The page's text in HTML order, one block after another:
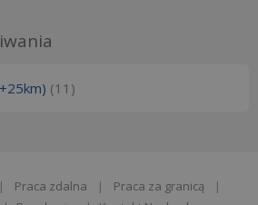
(11)
| Praca zdalna | Praca za granicą
|